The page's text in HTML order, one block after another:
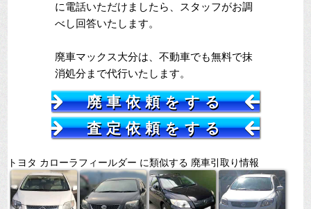
に電話いただけましたら、スタッフがお調
べし回答いたします。
廃車マックス大分は、不動車でも無料で抹
消処分まで代行いたします。
廃車依頼をする
査定依頼をする
トヨタ カローラフィールダー に類似する 廃車引取り情報